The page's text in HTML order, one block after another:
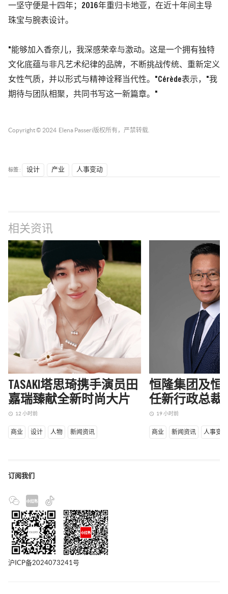
一坚守便是十四年；2016年重归卡地亚，在近十年间主导
珠宝与腕表设计。
"能够加入香奈儿，我深感荣幸与激动。这是一个拥有独特
文化底蕴与非凡艺术纪律的品牌，不断挑战传统、重新定义
女性气质，并以形式与精神诠释当代性。"Cérède表示，"我
期待与团队相聚，共同书写这一新篇章。"
Copyright © 2024 Elena Passeri 版权所有，严禁转载.
标签 : 设计 产业 人事变动
相关资讯
TASAKI塔思琦携手演员田
嘉瑞臻献全新时尚大片
access_time 12 小时前
商业 设计 人物 新闻资讯
恒隆集团及恒
任新行政总裁
access_time 19 小时前
商业 新闻资讯 人事变动
订阅我们
沪ICP备2024073241号